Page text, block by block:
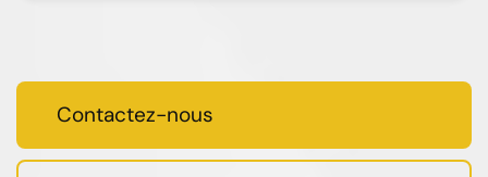
Contactez-nous